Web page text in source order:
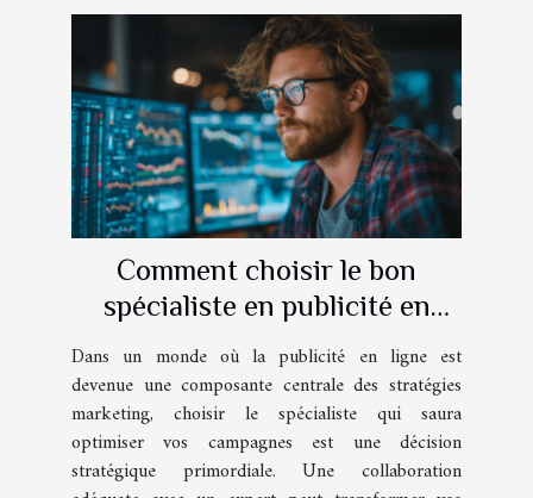
Comment choisir le bon
spécialiste en publicité en
ligne pour optimiser vos
campagnes
Dans un monde où la publicité en ligne est
devenue une composante centrale des stratégies
marketing, choisir le spécialiste qui saura
optimiser vos campagnes est une décision
stratégique primordiale. Une collaboration